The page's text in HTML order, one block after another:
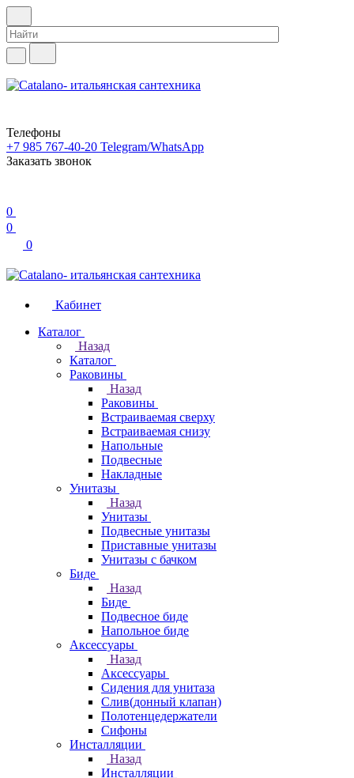
Телефоны
+7 985 767-40-20 Telegram/WhatsApp
Заказать звонок
0
0
0
Кабинет
Каталог
Назад
Каталог
Раковины
Назад
Раковины
Встраиваемая сверху
Встраиваемая снизу
Напольные
Подвесные
Накладные
Унитазы
Назад
Унитазы
Подвесные унитазы
Приставные унитазы
Унитазы с бачком
Биде
Назад
Биде
Подвесное биде
Напольное биде
Аксессуары
Назад
Аксессуары
Сидения для унитаза
Слив(донный клапан)
Полотенцедержатели
Сифоны
Инсталляции
Назад
Инсталляции